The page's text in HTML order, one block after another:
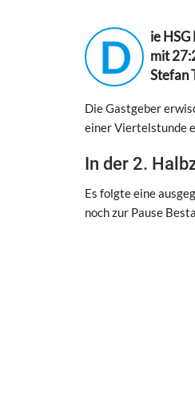
D
ie
mit
Stefan
Die Gastgeber
einer Viertelstunde
In der 2.
Es folgte eine
noch zur Pause